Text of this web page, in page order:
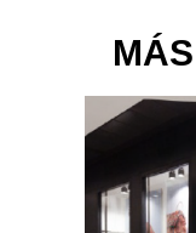
I
Proyecto:
Ejecución: